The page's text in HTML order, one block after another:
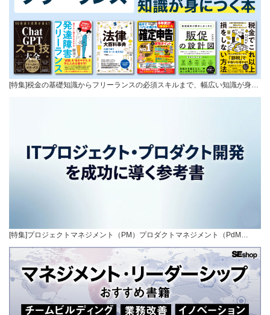
[特集]税金の基礎知識からフリーランスの必須スキルまで、幅広い知識が身…
[特集]プロジェクトマネジメント（PM）プロダクトマネジメント（PdM…